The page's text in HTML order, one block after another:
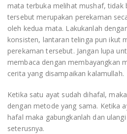
mata terbuka melihat mushaf, tidak
tersebut merupakan perekaman
oleh kedua mata. Lakukanlah
konsisten, lantaran telinga pun ikut
perekaman tersebut. Jangan lupa
membaca dengan membayangkan
cerita yang disampaikan kalamullah.
Ketika satu ayat sudah dihafal,
dengan metode yang sama. Ketika
hafal maka gabungkanlah dan
seterusnya.